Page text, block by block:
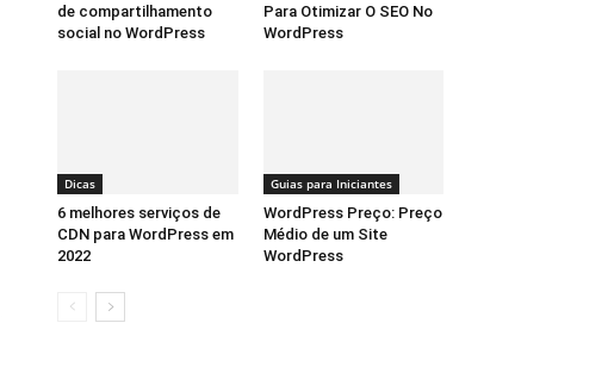
de compartilhamento
social no WordPress
Para Otimizar O SEO No
WordPress
Dicas
6 melhores serviços de
CDN para WordPress em
2022
Guias para Iniciantes
WordPress Preço: Preço
Médio de um Site
WordPress